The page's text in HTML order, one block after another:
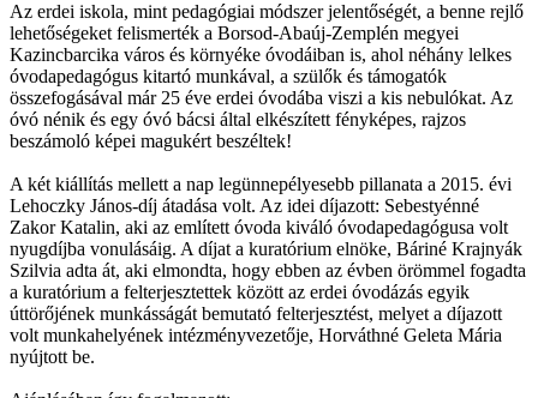
Az erdei iskola, mint pedagógiai módszer jelentőségét, a benne rejlő
lehetőségeket felismerték a Borsod-Abaúj-Zemplén megyei
Kazincbarcika város és környéke óvodáiban is, ahol néhány lelkes
óvodapedagógus kitartó munkával, a szülők és támogatók
összefogásával már 25 éve erdei óvodába viszi a kis nebulókat. Az
óvó nénik és egy óvó bácsi által elkészített fényképes, rajzos
beszámoló képei magukért beszéltek!
A két kiállítás mellett a nap legünnepélyesebb pillanata a 2015. évi
Lehoczky János-díj átadása volt. Az idei díjazott: Sebestyénné
Zakor Katalin, aki az említett óvoda kiváló óvodapedagógusa volt
nyugdíjba vonulásáig. A díjat a kuratórium elnöke, Báriné Krajnyák
Szilvia adta át, aki elmondta, hogy ebben az évben örömmel fogadta
a kuratórium a felterjesztettek között az erdei óvodázás egyik
úttörőjének munkásságát bemutató felterjesztést, melyet a díjazott
volt munkahelyének intézményvezetője, Horváthné Geleta Mária
nyújtott be.